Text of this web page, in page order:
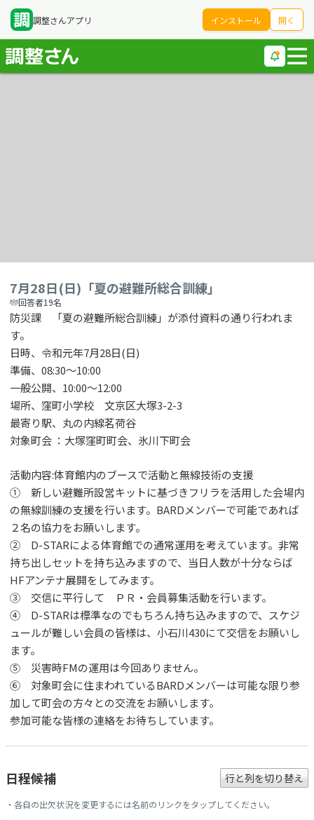
調整さんアプリ インストール 開く
7月28日(日)「夏の避難所総合訓練」
回答者19名
防災課 「夏の避難所総合訓練」が添付資料の通り行われま
す。
日時、令和元年7月28日(日)
準備、08:30～10:00
一般公開、10:00～12:00
場所、窪町小学校 文京区大塚3-2-3
最寄り駅、丸の内線茗荷谷
対象町会 ：大塚窪町町会、氷川下町会
活動内容:体育館内のブースで活動と無線技術の支援
① 新しい避難所設営キットに基づきフリラを活用した会場内
の無線訓練の支援を行います。BARDメンバーで可能であれば
２名の協力をお願いします。
② D-STARによる体育館での通常運用を考えています。非常
持ち出しセットを持ち込みますので、当日人数が十分ならば
HFアンテナ展開をしてみます。
③ 交信に平行して ＰＲ・会員募集活動を行います。
④ D-STARは標準なのでもちろん持ち込みますので、スケジ
ュールが難しい会員の皆様は、小石川430にて交信をお願いし
ます。
⑤ 災害時FMの運用は今回ありません。
⑥ 対象町会に住まわれているBARDメンバーは可能な限り参
加して町会の方々との交流をお願いします。
参加可能な皆様の連絡をお待ちしています。
日程候補 行と列を切り替え
・各自の出欠状況を変更するには名前のリンクをタップしてください。